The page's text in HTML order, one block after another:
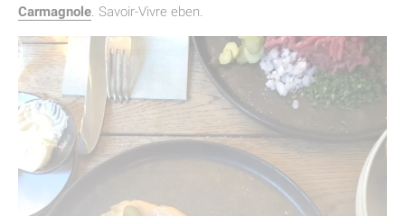
Carmagnole. Savoir-Vivre eben.